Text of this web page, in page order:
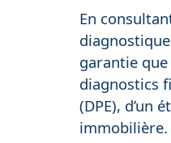
En
garantie
diagnostics
(DPE), d’un
immobilière.